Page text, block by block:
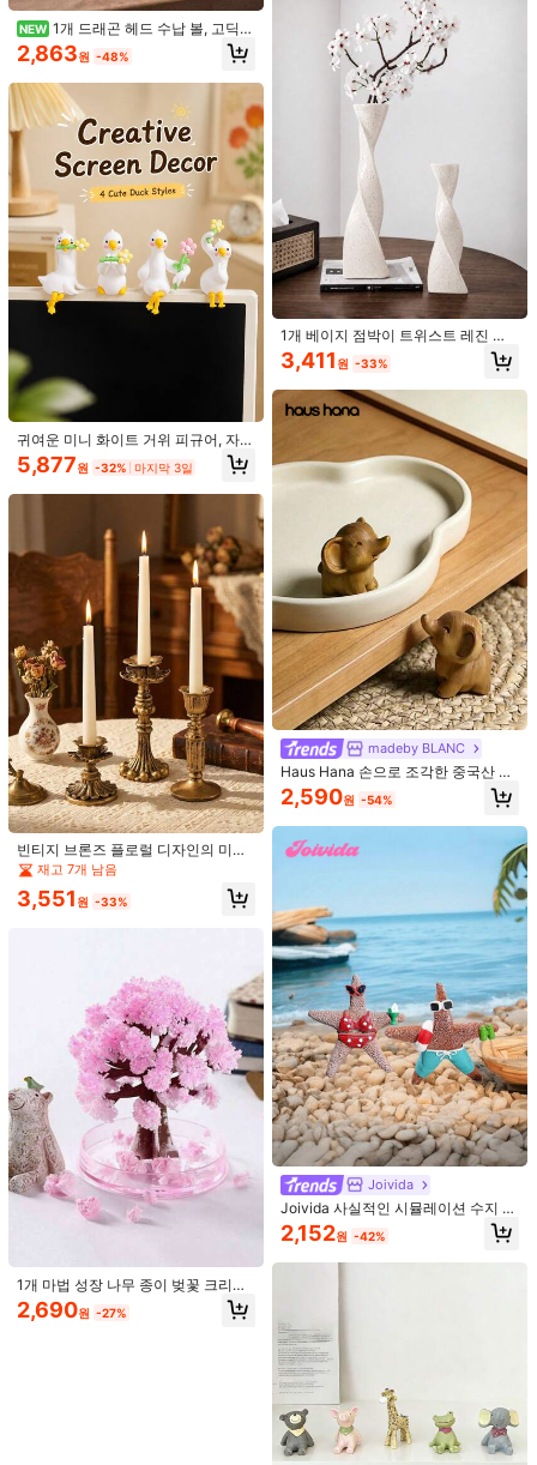
NEW
2D 플랫 - 1개 소박한 가을 노움
목재 데스크톱 장식 - 2D 플랫, 호박,
빗자루, 선명한 주황색 잎이 있는 가을
수확 장면, 농가, 추수감사절, 가을 테
마 파티에 완벽한 계절 탁상 장식 | 가
을 장식 | 정성스럽게 제작된 목재 표
지판, 가을 장식, 크리스마스, 할로윈
장식, 가을 홈 데코 수집품에 적합
2,232
능, 독자와 책 애호가를 위한 DIY 액세
서리, 책 장식, 책 스탠드 선물 생일 졸
1개 새로운 회전 바이올린 뮤직 박스,
장식, 크리스마스 선물, 그녀를 위한
1개 유령 데스크톱 센터피스 할
853원 절약
1개 토마토 모양 휴대폰 끈, 광택 수지
소재에 녹색 장식 끈이 달렸고, 귀여운
야채 패턴으로 장식되어 휴대폰 또는
가방 장식에 적합
#1 TOP 3위 장식 공예
70+ 판매됨
-30%
860원 절약
5/8/10개 카툰 꽃 냉장고 자석, 사무실
책상, 수납장, 식기세척기, 홈 데코, 방
및 주방 장식, 어머니날, 크리스마스
선물용 귀여운 장식용 자석
1개 2D 플랫 핑크 팬더와 벚꽃 나무 데
스크톱 장식품, 식당, 주방, 거실, 사무
실, 카페, 축제, 파티 장식에 적합하며
어머니날 또는 친구 선물로도 좋습니
다
3,890
#3 TOP 3위 피규어 및 미니어처
높은 재방문 고객
NEW 1개 드래곤 헤드 수납 볼, 고딕
판타지 스타일 데스크탑 정리함, 열쇠,
동전, 보석 및 펜 수납 가능, 트레이가
식, 침실 책상, 홈 오피스, 책장 디스플
레이, 할로윈 장식, 드래곤 애호가를
위한 선물에 적합
2,863원 -48%
귀여운 미니 화이트 거위 피규어, 자동
차/사무실 범용, 홈 데코, 사무실 데코,
대시보드/책상/걸이 다용도, 선물
5,877원 -32% 마지막 3일
빈티지 브론즈 플로럴 디자인의 미학
적인 고딕 촛대; 웨딩 아트 장식, 생일
선물, 졸업 선물, 따뜻한 가정 분위기
조성, 로맨틱한 테이블 장식, 파티 사
품, 집들이 선물, 웨딩 장식에 적합한
재고 7개 남음
3,551 원 -33%
1개 마법 성장 나무 종이 벚꽃 크리스
탈 나무 데스크탑 장식, 나무, 생일/졸
업 선물
2,690원 -27%
1개 베이지 점박이 트위스트 레진 화
병, 조각적 모던 홈 데코, 거실, 현관 및
TV 캐비닛에 적합
3,411 원 -33%
madeby BLANC
Haus Hana 손으로 조각한 중국산 사
이프러스 나무 코끼리 조각상, 부와 행
운을 위한 상서로운 "하늘을 향한 코
동차 장식품 또는 책상 장식, 자연스러
운 나뭇결을 가진 정교한 장인 정신,
나무 코끼리 조각상 손으로 조각한 단
단한 나무 데스크탑 장식품 가정 사무
실 장식 자연스러운 나뭇결 수집품
(각 배치별 목재 제품의 색상은 다릅
니다. 실제 물건을 참조하십시오)
2,590원 -54%
Joivida
Joivida 사실적인 시뮬레이션 수지 불
가사리 조개 소라 산호 지중해 해안 홈
데코 수족관 어항 장식 성인용 로맨틱
2,152원 -42%